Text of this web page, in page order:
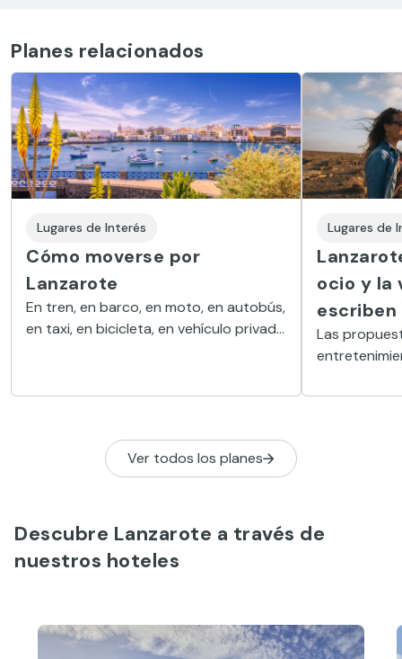
Planes relacionados
Lugares de Interés
Cómo moverse por
Lanzarote
En tren, en barco, en moto, en autobús,
en taxi, en bicicleta, en vehículo privado
Lugares de
ocio y la
escriben
Las
Ver todos los planes
Descubre Lanzarote a través de
nuestros hoteles